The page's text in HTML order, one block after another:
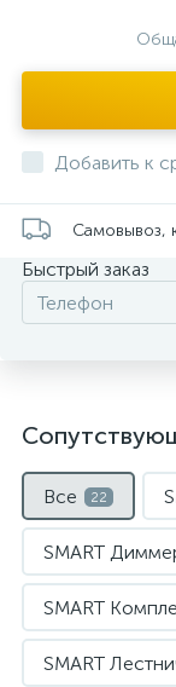
Добавить к
Самовывоз,
Быстрый заказ
Все 22
SMART
SMART
SMART